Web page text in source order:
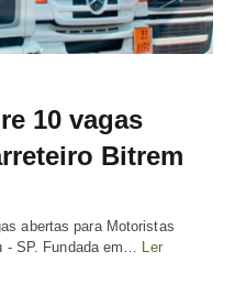
10 vagas
Bitrem
abertas para Motoristas
- SP. Fundada em… Ler